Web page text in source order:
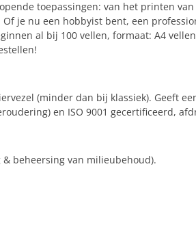
toepassingen: van het printen
je nu een hobbyist bent, een
al bij 100 vellen, formaat: A4
(minder dan bij klassiek). Geeft
en ISO 9001 gecertificeerd,
& beheersing van milieubehoud).